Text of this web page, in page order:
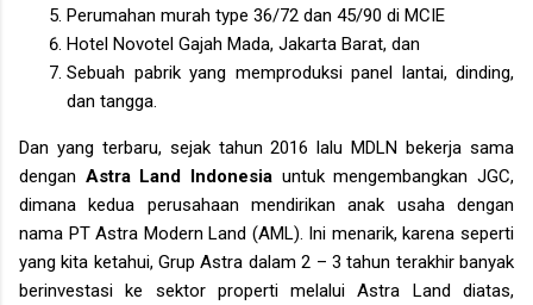
Perumahan murah type 36/72 dan 45/90 di MCIE
Hotel Novotel Gajah Mada, Jakarta Barat, dan
Sebuah pabrik yang memproduksi panel lantai, dinding,
dan tangga.
Dan yang terbaru, sejak tahun 2016 lalu MDLN bekerja sama
dengan Astra Land Indonesia untuk mengembangkan JGC,
dimana kedua perusahaan mendirikan anak usaha dengan
nama PT Astra Modern Land (AML). Ini menarik, karena seperti
yang kita ketahui, Grup Astra dalam 2 – 3 tahun terakhir banyak
berinvestasi ke sektor properti melalui Astra Land diatas,